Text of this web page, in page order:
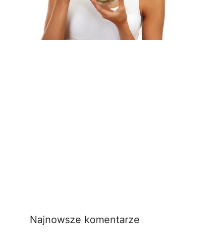
Najnowsze komentarze